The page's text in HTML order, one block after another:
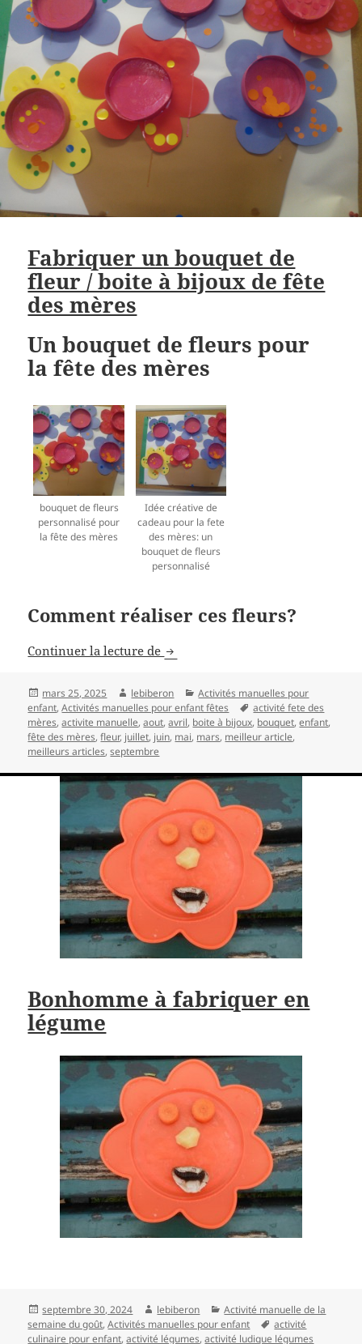
Fabriquer un bouquet de
fleur / boite à bijoux de fête
des mères
Un bouquet de fleurs pour
la fête des mères
bouquet de fleurs
personnalisé pour
la fête des mères
Idée créative de
cadeau pour la fete
des mères: un
bouquet de fleurs
personnalisé
Comment réaliser ces fleurs?
Continuer la lecture de Fabriquer un bouquet de fleur /
Publié
le
mars 25, 2025 Auteur
lebiberon Catégories
Activités manuelles pour
enfant,Activités manuelles pour enfant fêtes
Mots-
clés
activité fete des
mères,activite manuelle,aout,avril, boite à bijoux, bouquet,enfant,
fête des mères,fleur, juillet, juin, mai, mars, meilleur article,
meilleurs articles,septembre
Bonhomme à fabriquer en
légume
Publié
le
septembre 30, 2024 Auteur
lebiberon Catégories
Activité manuelle de la
semaine du goût,Activités manuelles pour enfant
Mots-
clés
activité
culinaire pour enfant,activité légumes,activité ludique légumes